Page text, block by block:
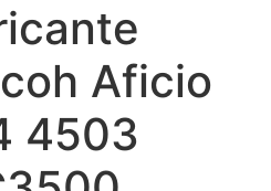
Aficio
4503